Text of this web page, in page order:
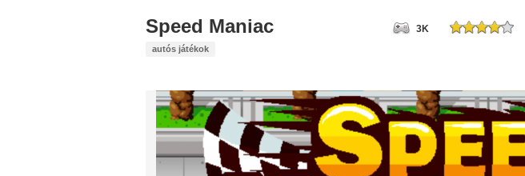
Speed Maniac
autós játékok
3K